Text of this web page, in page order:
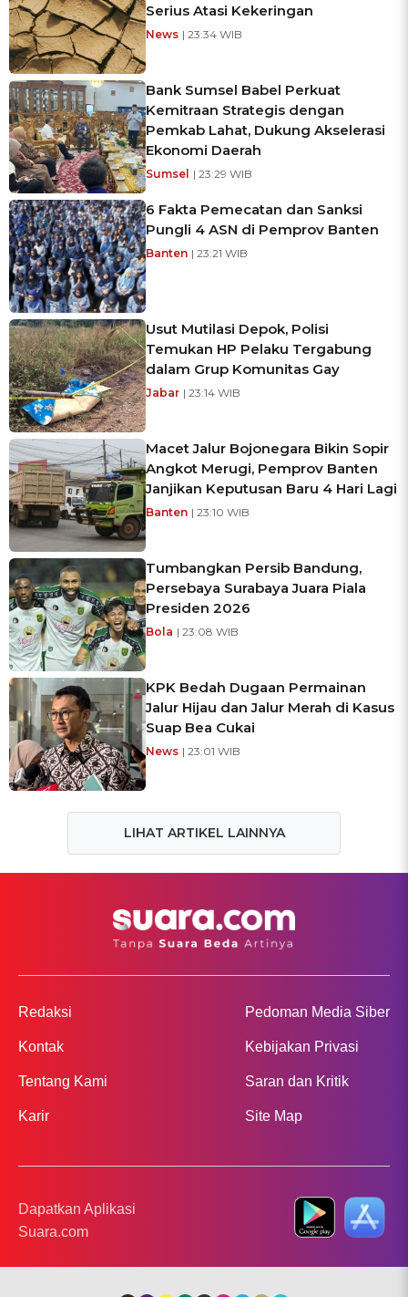
Serius Atasi Kekeringan
News | 23:34 WIB
Bank Sumsel Babel Perkuat
Kemitraan Strategis dengan
Pemkab Lahat, Dukung Akselerasi
Ekonomi Daerah
Sumsel | 23:29 WIB
6 Fakta Pemecatan dan Sanksi
Pungli 4 ASN di Pemprov Banten
Banten | 23:21 WIB
Usut Mutilasi Depok, Polisi
Temukan HP Pelaku Tergabung
dalam Grup Komunitas Gay
Jabar | 23:14 WIB
Macet Jalur Bojonegara Bikin Sopir
Angkot Merugi, Pemprov Banten
Janjikan Keputusan Baru 4 Hari Lagi
Banten | 23:10 WIB
Tumbangkan Persib Bandung,
Persebaya Surabaya Juara Piala
Presiden 2026
Bola | 23:08 WIB
KPK Bedah Dugaan Permainan
Jalur Hijau dan Jalur Merah di Kasus
Suap Bea Cukai
News | 23:01 WIB
LIHAT ARTIKEL LAINNYA
Redaksi
Kontak
Tentang Kami
Karir
Pedoman Media Siber
Kebijakan Privasi
Saran dan Kritik
Site Map
Dapatkan Aplikasi
Suara.com